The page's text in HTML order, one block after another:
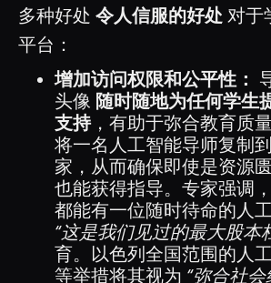
多种好处 令人信服的好处 对于
平台：
增加访问权限和公平性：
头像 随时随地为任何学生
支持，有助于弥合教育质
将一名人工智能导师复制
家，从而确保即使是资源
也能获得指导。专家强调
都能有一位随时待命的人
“这是我们见过的最大股本
育。以色列全国范围的人
等举措将其视为 “弥合社